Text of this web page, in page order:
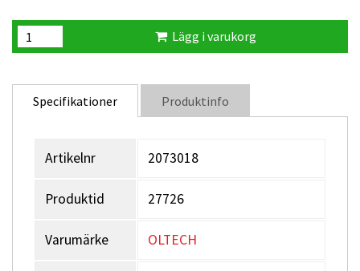
Lägg i varukorg
Specifikationer Produktinfo
Artikelnr 2073018
Produktid 27726
Varumärke OLTECH